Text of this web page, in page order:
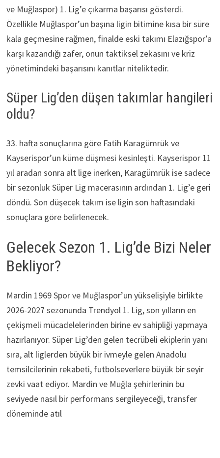
ve Muğlaspor) 1. Lig’e çıkarma başarısı gösterdi.
Özellikle Muğlaspor’un başına ligin bitimine kısa bir süre
kala geçmesine rağmen, finalde eski takımı Elazığspor’a
karşı kazandığı zafer, onun taktiksel zekasını ve kriz
yönetimindeki başarısını kanıtlar niteliktedir.
Süper Lig’den düşen takımlar hangileri
oldu?
33. hafta sonuçlarına göre Fatih Karagümrük ve
Kayserispor’un küme düşmesi kesinleşti. Kayserispor 11
yıl aradan sonra alt lige inerken, Karagümrük ise sadece
bir sezonluk Süper Lig macerasının ardından 1. Lig’e geri
döndü. Son düşecek takım ise ligin son haftasındaki
sonuçlara göre belirlenecek.
Gelecek Sezon 1. Lig’de Bizi Neler
Bekliyor?
Mardin 1969 Spor ve Muğlaspor’un yükselişiyle birlikte
2026-2027 sezonunda Trendyol 1. Lig, son yılların en
çekişmeli mücadelelerinden birine ev sahipliği yapmaya
hazırlanıyor. Süper Lig’den gelen tecrübeli ekiplerin yanı
sıra, alt liglerden büyük bir ivmeyle gelen Anadolu
temsilcilerinin rekabeti, futbolseverlere büyük bir seyir
zevki vaat ediyor. Mardin ve Muğla şehirlerinin bu
seviyede nasıl bir performans sergileyeceği, transfer
döneminde atıl